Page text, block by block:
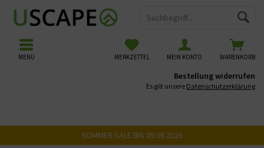
WARENKORB
MERKZETTEL MEIN KONTO
MENÜ
Bestellung widerrufen
Es gilt unsere Datenschutzerklärung
SOMMER SALE BIS 09.08.2026